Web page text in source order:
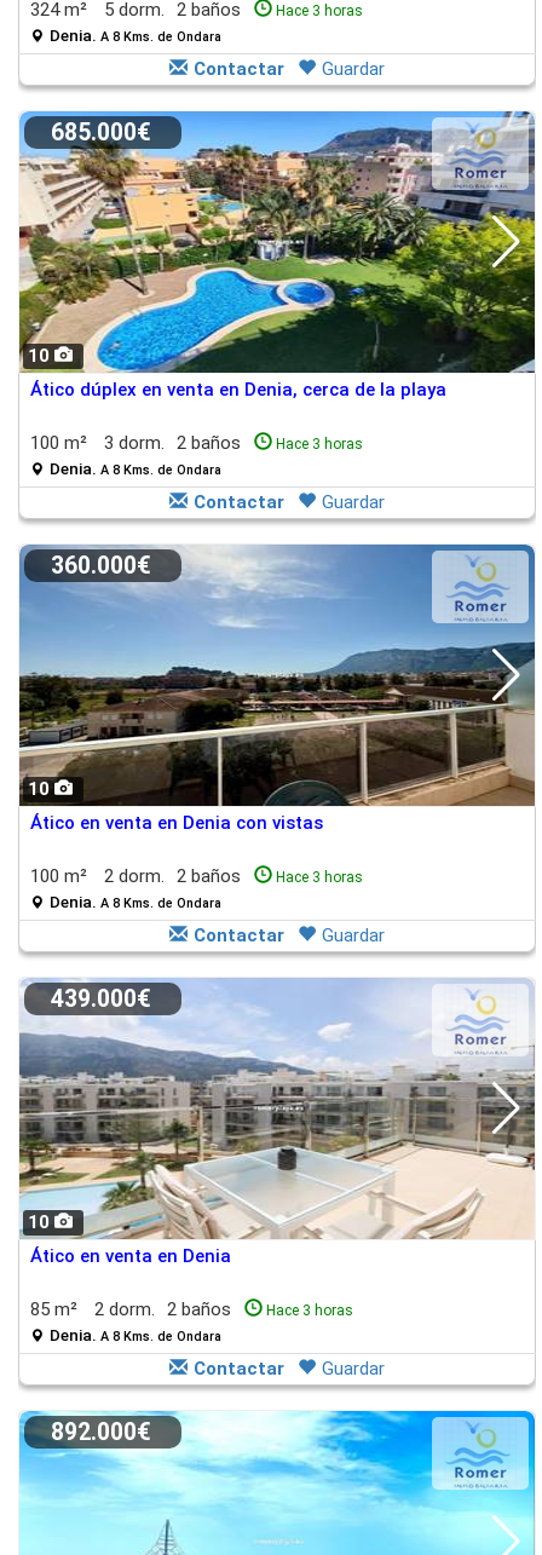
324 m² 5 dorm. 2 baños Hace 3 horas
Denia. A 8 Kms. de Ondara
Contactar Guardar
10
685.000€
Ático dúplex en venta en Denia, cerca de la playa
100 m² 3 dorm. 2 baños Hace 3 horas
Denia. A 8 Kms. de Ondara
Contactar Guardar
10
360.000€
Ático en venta en Denia con vistas
100 m² 2 dorm. 2 baños Hace 3 horas
Denia. A 8 Kms. de Ondara
Contactar Guardar
10
439.000€
Ático en venta en Denia
85 m² 2 dorm. 2 baños Hace 3 horas
Denia. A 8 Kms. de Ondara
Contactar Guardar
892.000€